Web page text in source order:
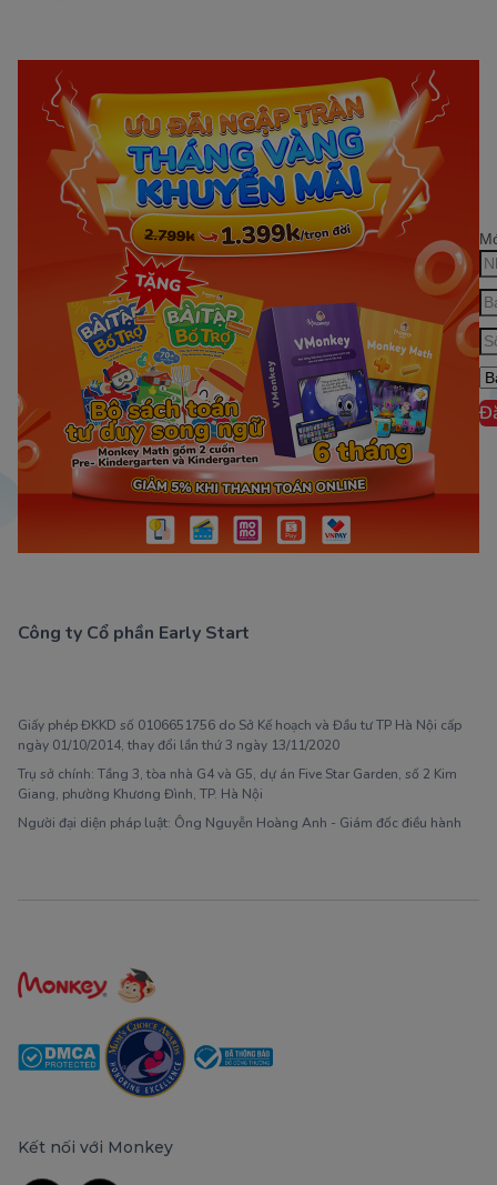
Công ty Cổ phần Early Start
Giấy phép ĐKKD số 0106651756 do Sở Kế hoạch và Đầu tư TP Hà Nội cấp
ngày 01/10/2014, thay đổi lần thứ 3 ngày 13/11/2020
Trụ sở chính: Tầng 3, tòa nhà G4 và G5, dự án Five Star Garden, số 2 Kim
Giang, phường Khương Đình, TP. Hà Nội
Người đại diện pháp luật: Ông Nguyễn Hoàng Anh - Giám đốc điều hành
Kết nối với Monkey